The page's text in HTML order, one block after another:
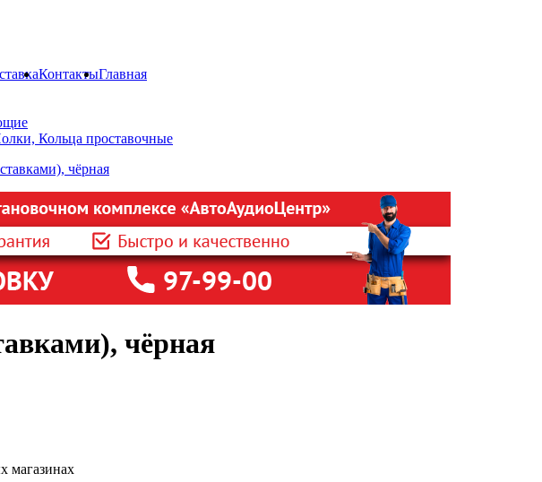
КонтактыГлавная
Кольца проставочные
чёрная
магазинах